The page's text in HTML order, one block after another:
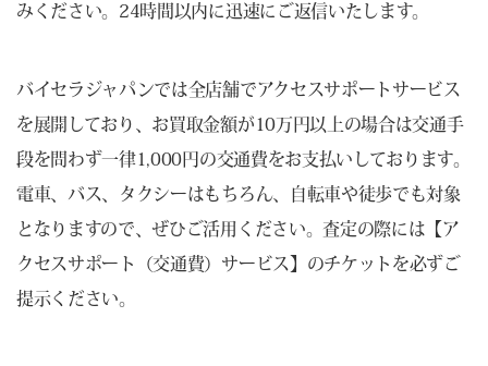
みください。24時間以内に迅速にご返信いたします。
バイセラジャパンでは全店舗でアクセスサポートサービス
を展開しており、お買取金額が10万円以上の場合は交通手
段を問わず一律1,000円の交通費をお支払いしております。
電車、バス、タクシーはもちろん、自転車や徒歩でも対象
となりますので、ぜひご活用ください。査定の際には【ア
クセスサポート（交通費）サービス】のチケットを必ずご
提示ください。